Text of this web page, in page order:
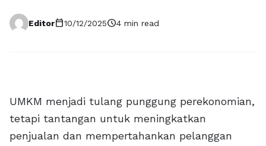
Editorcalendar_today10/12/2025schedule4 min read
UMKM menjadi tulang punggung perekonomian,
tetapi tantangan untuk meningkatkan
penjualan dan mempertahankan pelanggan